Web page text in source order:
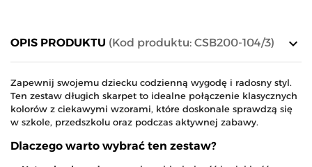
keyboard_arrow_down
OPIS PRODUKTU (Kod produktu: CSB200-104/3)
Zapewnij swojemu dziecku codzienną wygodę i radosny styl.
Ten zestaw długich skarpet to idealne połączenie klasycznych
kolorów z ciekawymi wzorami, które doskonale sprawdzą się
w szkole, przedszkolu oraz podczas aktywnej zabawy.
Dlaczego warto wybrać ten zestaw?